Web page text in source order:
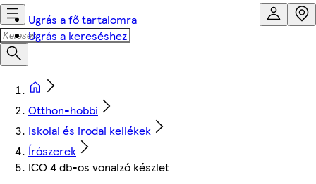
Ugrás a fő tartalomra
Ugrás a kereséshez
Otthon-hobbi
Iskolai és irodai kellékek
Írószerek
ICO 4 db-os vonalzó készlet